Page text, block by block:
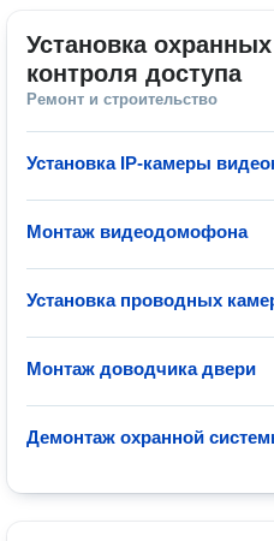
Установка
контроля доступа
Ремонт и строительство
Установка IP-камеры
Монтаж видеодомофона
Установка проводных
Монтаж доводчика двери
Демонтаж охранной